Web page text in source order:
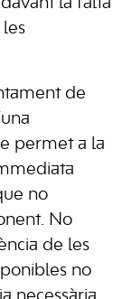
la falta
les
de
permet a la
no
No
de les
no